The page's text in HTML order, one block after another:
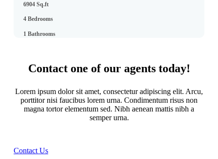
6904 Sq.ft
4 Bedrooms
1 Bathrooms
Contact one of our agents today!
Lorem ipsum dolor sit amet, consectetur adipiscing elit. Arcu,
porttitor nisi faucibus lorem urna. Condimentum risus non
magna tortor elementum sed. Nibh aenean mattis nibh a
semper urna.
Contact Us